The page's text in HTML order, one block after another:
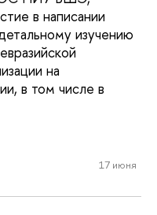
в написании
изучению
на
в том числе в
17 июня